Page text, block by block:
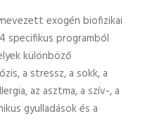
exogén biofizikai
specifikus programból
különböző
a stressz, a sokk, a
az asztma, a szív-, a
gyulladások és a